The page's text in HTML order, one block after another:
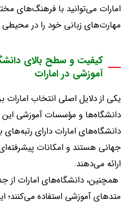
امارات می‌توانید با فرهنگ‌های
مهارت‌های زبانی خود را در محیطی
کیفیت و سطح بالای
آموزشی در امارات
یکی از دلایل اصلی انتخاب
دانشگاه‌ها و مؤسسات آموزشی
دانشگاه‌های امارات دارای رتبه‌های
جهانی هستند و امکانات
ارائه می‌دهند.
همچنین، دانشگاه‌های امارات از
متدهای آموزشی استفاده می‌کنند؛